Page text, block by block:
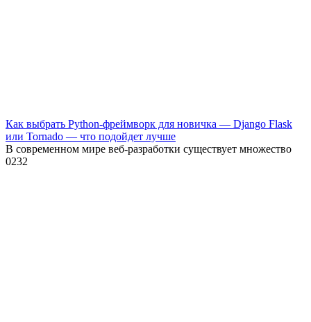
Как выбрать Python-фреймворк для новичка — Django Flask
или Tornado — что подойдет лучше
В современном мире веб-разработки существует множество
0232